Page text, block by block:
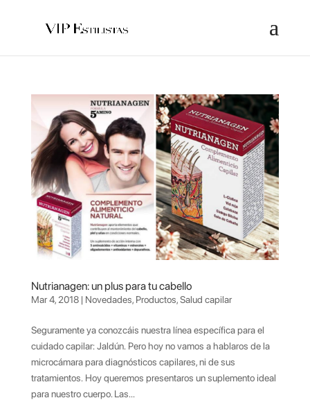
Nutrianagen: un plus para tu cabello
Mar 4, 2018| Novedades, Productos,Salud capilar
Seguramente ya conozcáis nuestra línea específica para el
cuidado capilar: Jaldún. Pero hoy no vamos a hablaros de la
microcámara para diagnósticos capilares, ni de sus
tratamientos. Hoy queremos presentaros un suplemento ideal
para nuestro cuerpo. Las...